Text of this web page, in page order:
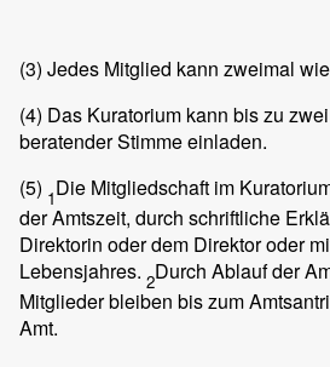
(3) Jedes Mitglied kann zweimal
(4) Das Kuratorium kann bis zu
beratender Stimme einladen.
(5) 1Die Mitgliedschaft im
der Amtszeit, durch schriftliche
Direktorin oder dem Direktor oder
Lebensjahres. 2Durch Ablauf der
Mitglieder bleiben bis zum
Amt.